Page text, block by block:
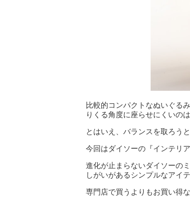
比較的コンパクトなぬいぐる
りくる角度に座らせにくいの
とはいえ、バランスを取ろう
今回はダイソーの『インテリ
進化が止まらないダイソーの
しがいがあるシンプルなアイテ
専門店で買うよりもお買い得